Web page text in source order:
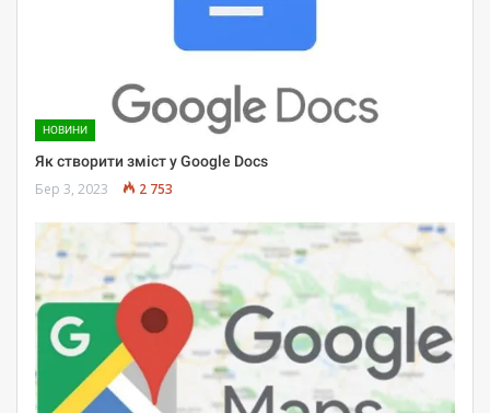
НОВИНИ
Як створити зміст у Google Docs
Бер 3, 2023 2 753